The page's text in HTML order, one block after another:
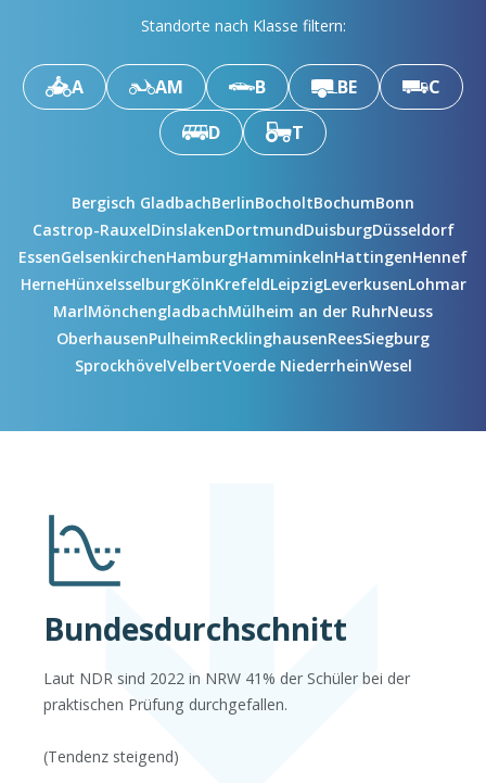
Standorte nach Klasse filtern:
A AM B BE
C
D
T
Bergisch GladbachBerlinBocholtBochumBonn
Castrop-RauxelDinslakenDortmundDuisburgDüsseldorf
EssenGelsenkirchenHamburgHamminkelnHattingenHennef
HerneHünxeIsselburgKölnKrefeldLeipzigLeverkusenLohmar
MarlMönchengladbachMülheim an der RuhrNeuss
OberhausenPulheimRecklinghausenReesSiegburg
SprockhövelVelbertVoerde NiederrheinWesel
Bundesdurchschnitt
Laut NDR sind 2022 in NRW 41% der Schüler bei der
praktischen Prüfung durchgefallen.
(Tendenz steigend)